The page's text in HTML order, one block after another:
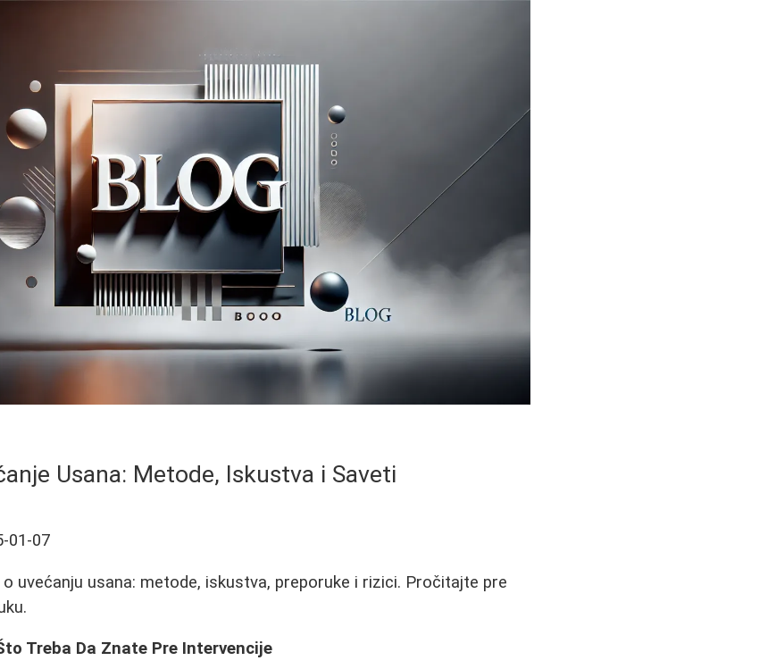
Usana: Metode, Iskustva i Saveti
01-07
uvećanju usana: metode, iskustva, preporuke i rizici. Pročitajte pre
Treba Da Znate Pre Intervencije